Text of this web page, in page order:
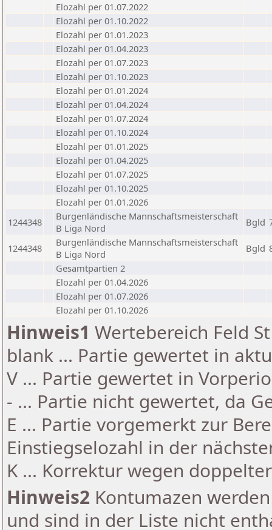
Elozahl per 01.07.2022
Elozahl per 01.10.2022
Elozahl per 01.01.2023
Elozahl per 01.04.2023
Elozahl per 01.07.2023
Elozahl per 01.10.2023
Elozahl per 01.01.2024
Elozahl per 01.04.2024
Elozahl per 01.07.2024
Elozahl per 01.10.2024
Elozahl per 01.01.2025
Elozahl per 01.04.2025
Elozahl per 01.07.2025
Elozahl per 01.10.2025
Elozahl per 01.01.2026
1244348
Burgenländische Mannschaftsmeisterschaft
B Liga Nord
Bgld
1244348
Burgenländische Mannschaftsmeisterschaft
B Liga Nord
Bgld
Gesamtpartien 2
Elozahl per 01.04.2026
Elozahl per 01.07.2026
Elozahl per 01.10.2026
Hinweis1 Wertebereich Feld
blank ... Partie gewertet in
V ... Partie gewertet in
- ... Partie nicht gewertet, da
E ... Partie vorgemerkt zur
Einstiegselozahl in der
K ... Korrektur wegen
Hinweis2 Kontumazen
und sind in der Liste nicht